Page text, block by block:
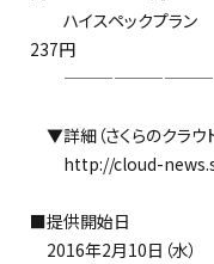
ハイスペック
237円
▼詳細（さくらのクラウ
http://cloud-
■提供開始日
2016年2月10日（水）